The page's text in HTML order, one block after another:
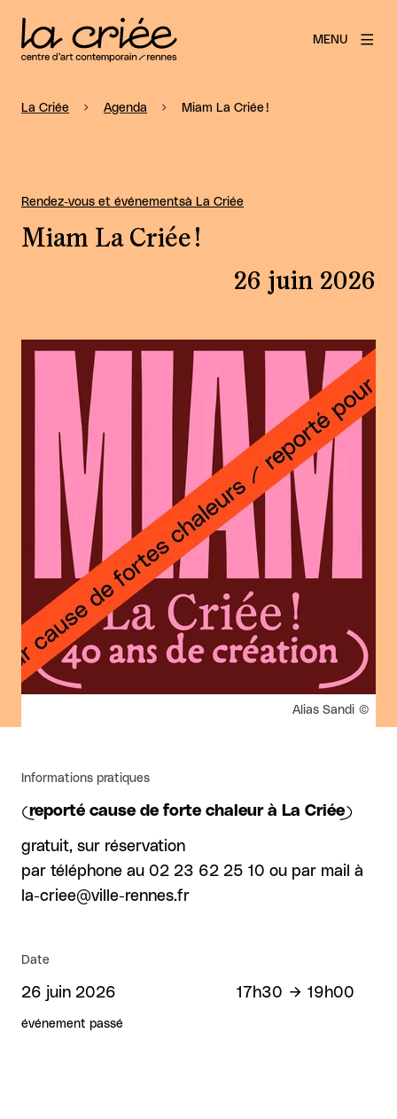
MENU
La Criée Agenda Miam La Criée !
Miam La Criée !
26 juin 2026
Rendez-vous et événementsà La Criée
Agrandir
Droits réservés :
Alias Sandi
Informations pratiques
(reporté cause de forte chaleur à La Criée)
gratuit, sur réservation
par téléphone au 02 23 62 25 10 ou par mail à
la-criee@ville-rennes.fr
Date
26 juin 2026 17h30 19h00
événement passé